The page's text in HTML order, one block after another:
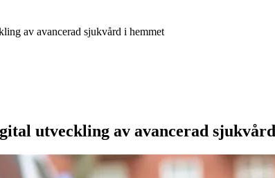
av avancerad sjukvård i hemmet
utveckling av avancerad